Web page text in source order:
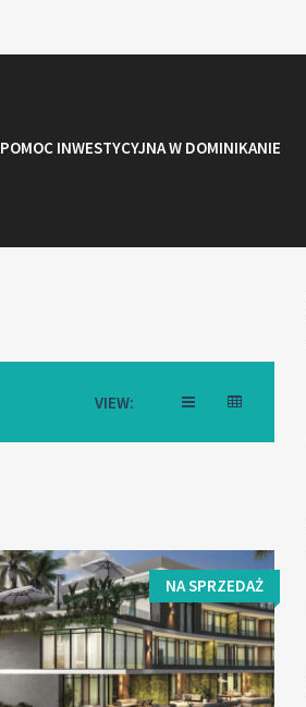
POMOC INWESTYCYJNA W DOMINIKANIE
VIEW:
NA SPRZEDAŻ